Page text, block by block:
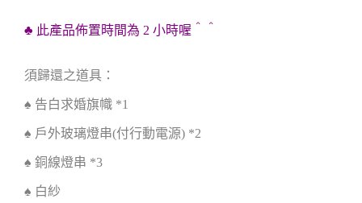
♣ 此產品佈置時間為 2 小時喔＾＾
須歸還之道具：
♠ 告白求婚旗幟 *1
♠ 戶外玻璃燈串(付行動電源) *2
♠ 銅線燈串 *3
♠ 白紗